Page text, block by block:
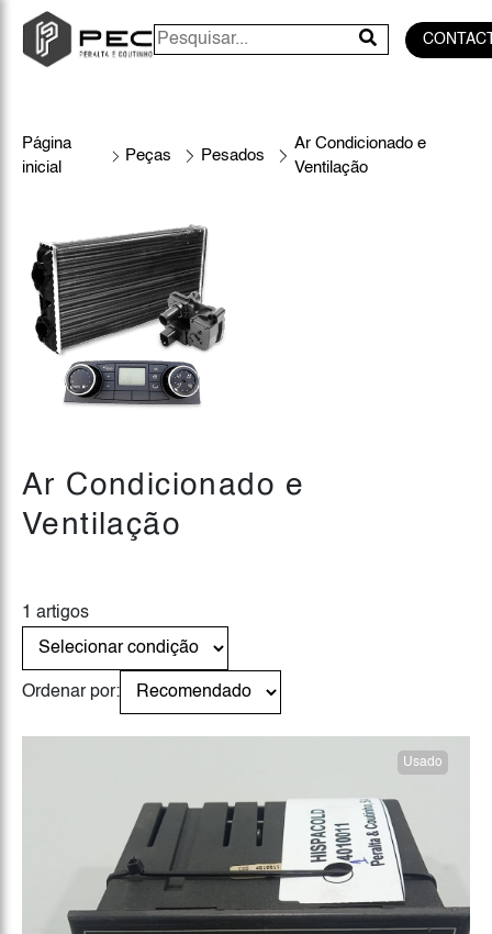
Página
inicial
Peças Pesados
Ar Condicionado e
Ventilação
Ar Condicionado e
Ventilação
1 artigos
Ordenar por:
Usado